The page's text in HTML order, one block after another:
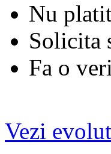
Nu
Solicita
Fa o
Vezi